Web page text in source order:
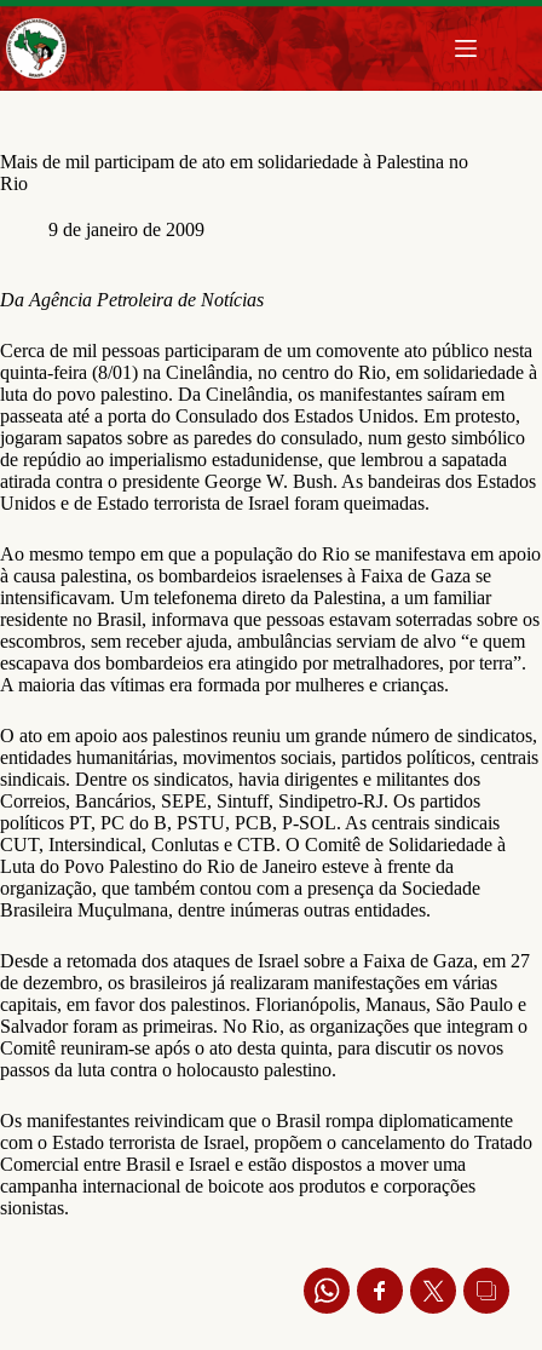
Pular
para
o
conteúdo
Mais de mil participam de ato em solidariedade à Palestina no
Rio
9 de janeiro de 2009
Da Agência Petroleira de Notícias
Cerca de mil pessoas participaram de um comovente ato público nesta
quinta-feira (8/01) na Cinelândia, no centro do Rio, em solidariedade à
luta do povo palestino. Da Cinelândia, os manifestantes saíram em
passeata até a porta do Consulado dos Estados Unidos. Em protesto,
jogaram sapatos sobre as paredes do consulado, num gesto simbólico
de repúdio ao imperialismo estadunidense, que lembrou a sapatada
atirada contra o presidente George W. Bush. As bandeiras dos Estados
Unidos e de Estado terrorista de Israel foram queimadas.
Ao mesmo tempo em que a população do Rio se manifestava em apoio
à causa palestina, os bombardeios israelenses à Faixa de Gaza se
intensificavam. Um telefonema direto da Palestina, a um familiar
residente no Brasil, informava que pessoas estavam soterradas sobre os
escombros, sem receber ajuda, ambulâncias serviam de alvo “e quem
escapava dos bombardeios era atingido por metralhadores, por terra”.
A maioria das vítimas era formada por mulheres e crianças.
O ato em apoio aos palestinos reuniu um grande número de sindicatos,
entidades humanitárias, movimentos sociais, partidos políticos, centrais
sindicais. Dentre os sindicatos, havia dirigentes e militantes dos
Correios, Bancários, SEPE, Sintuff, Sindipetro-RJ. Os partidos
políticos PT, PC do B, PSTU, PCB, P-SOL. As centrais sindicais
CUT, Intersindical, Conlutas e CTB. O Comitê de Solidariedade à
Luta do Povo Palestino do Rio de Janeiro esteve à frente da
organização, que também contou com a presença da Sociedade
Brasileira Muçulmana, dentre inúmeras outras entidades.
Desde a retomada dos ataques de Israel sobre a Faixa de Gaza, em 27
de dezembro, os brasileiros já realizaram manifestações em várias
capitais, em favor dos palestinos. Florianópolis, Manaus, São Paulo e
Salvador foram as primeiras. No Rio, as organizações que integram o
Comitê reuniram-se após o ato desta quinta, para discutir os novos
passos da luta contra o holocausto palestino.
Os manifestantes reivindicam que o Brasil rompa diplomaticamente
com o Estado terrorista de Israel, propõem o cancelamento do Tratado
Comercial entre Brasil e Israel e estão dispostos a mover uma
campanha internacional de boicote aos produtos e corporações
sionistas.